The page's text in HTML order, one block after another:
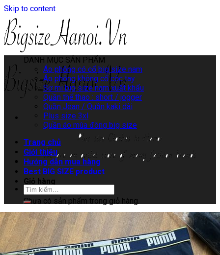
Skip to content
Giỏ hàng
Chưa có sản phẩm trong giỏ hàng.
DANH MỤC SẢN PHẨM
Áo phông có cổ big size nam
Áo phông không cổ cộc tay
Sơ mi big size nam xuất khẩu
Quần thể thao : short / jogger
Quần Jean / Quần kaki dài
Plus size 3xl
Quần áo mùa đông big size
Trang chủ
Giới thiệu
Hướng dẫn mua hàng
Best BIG SIZE product